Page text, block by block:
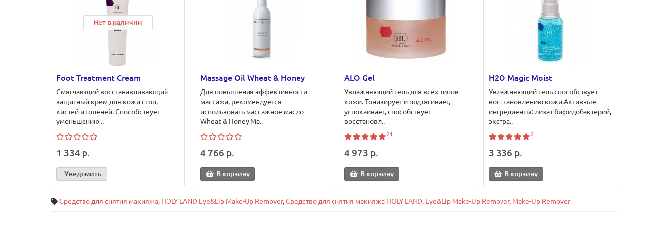
Нет в наличии
Foot Treatment Cream
Смягчающий восстанавливающий
защитный крем для кожи стоп,
кистей и голеней. Способствует
уменьшению ..
1 334 р.
Уведомить
Massage Oil Wheat & Honey
Для повышения эффективности
массажа, рекомендуется
использовать массажное масло
Wheat & Honey Ma..
4 766 р.
В корзину
ALO Gel
Увлажняющий гель для всех типов
кожи. Тонизирует и подтягивает,
успокаивает, способствует
восстановл..
21
4 973 р.
В корзину
H2O Magic Moist
Увлажняющий гель способствует
восстановлению кожи.Активные
ингредиенты: лизат бифидобактерий,
экстра..
2
3 336 р.
В корзину
Средство для снятия макияжа, HOLY LAND Eye&Lip Make-Up Remover,Средство для снятия макияжа HOLY LAND, Eye&Lip Make-Up Remover, Make-Up Remover